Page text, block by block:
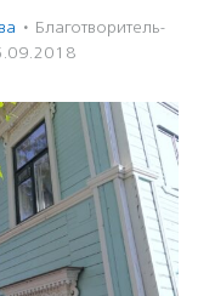
· Благотвори­тель­